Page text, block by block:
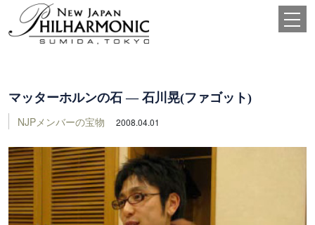
マッターホルンの石 ― 石川晃(ファゴット)
NJPメンバーの宝物
2008.04.01